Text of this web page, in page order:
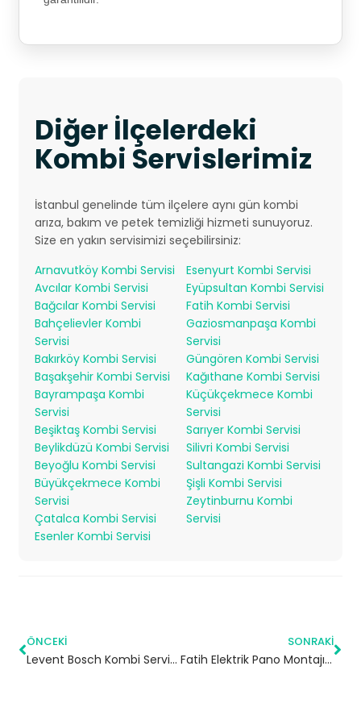
Diğer İlçelerdeki
Kombi Servislerimiz
İstanbul genelinde tüm ilçelere aynı gün kombi
arıza, bakım ve petek temizliği hizmeti sunuyoruz.
Size en yakın servisimizi seçebilirsiniz:
Arnavutköy Kombi Servisi
Avcılar Kombi Servisi
Bağcılar Kombi Servisi
Bahçelievler Kombi
Servisi
Bakırköy Kombi Servisi
Başakşehir Kombi Servisi
Bayrampaşa Kombi
Servisi
Beşiktaş Kombi Servisi
Beylikdüzü Kombi Servisi
Beyoğlu Kombi Servisi
Büyükçekmece Kombi
Servisi
Çatalca Kombi Servisi
Esenler Kombi Servisi
Esenyurt Kombi Servisi
Eyüpsultan Kombi Servisi
Fatih Kombi Servisi
Gaziosmanpaşa Kombi
Servisi
Güngören Kombi Servisi
Kağıthane Kombi Servisi
Küçükçekmece Kombi
Servisi
Sarıyer Kombi Servisi
Silivri Kombi Servisi
Sultangazi Kombi Servisi
Şişli Kombi Servisi
Zeytinburnu Kombi
Servisi
ÖNCEKI
Levent Bosch Kombi Servisi – Beşiktaş Yetkili Servis
SONRAKI
Fatih Elektrik Pano Montajı | İstanbul